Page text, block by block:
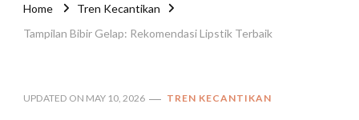
Home
Tren Kecantikan
Tampilan Bibir Gelap: Rekomendasi Lipstik Terbaik
UPDATED ON MAY 10, 2026 TREN KECANTIKAN